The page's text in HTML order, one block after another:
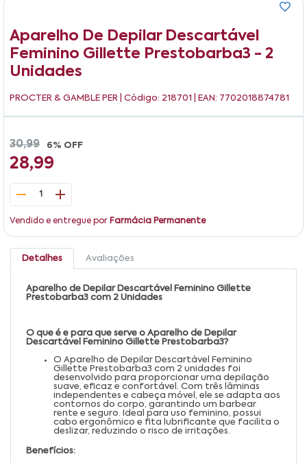
Aparelho De Depilar Descartável
Feminino Gillette Prestobarba3 - 2
Unidades
PROCTER & GAMBLE PER | Código: 218701 | EAN: 7702018874781
30,99 6% OFF
28,99
1
Vendido e entregue por Farmácia Permanente
Detalhes Avaliações
Aparelho de Depilar Descartável Feminino Gillette
Prestobarba3 com 2 Unidades
O que é e para que serve o Aparelho de Depilar
Descartável Feminino Gillette Prestobarba3?
O Aparelho de Depilar Descartável Feminino
Gillette Prestobarba3 com 2 unidades foi
desenvolvido para proporcionar uma depilação
suave, eficaz e confortável. Com três lâminas
independentes e cabeça móvel, ele se adapta aos
contornos do corpo, garantindo um barbear
rente e seguro. Ideal para uso feminino, possui
cabo ergonômico e fita lubrificante que facilita o
deslizar, reduzindo o risco de irritações.
Benefícios: